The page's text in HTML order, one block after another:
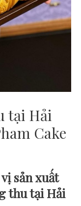
tại Hải
Cake
sản xuất
thu tại Hải